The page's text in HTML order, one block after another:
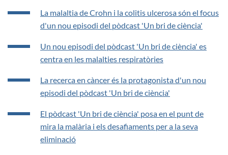
La malaltia de Crohn i la colitis ulcerosa són el focus
d'un nou episodi del pòdcast 'Un bri de ciència'
Un nou episodi del pòdcast 'Un bri de ciència' es
centra en les malalties respiratòries
La recerca en càncer és la protagonista d'un nou
episodi del pòdcast 'Un bri de ciència'
El pòdcast 'Un bri de ciència' posa en el punt de
mira la malària i els desafiaments per a la seva
eliminació